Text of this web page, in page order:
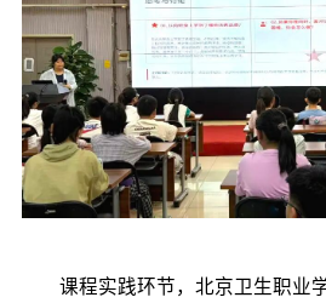
课程实践环节，北京卫生职业